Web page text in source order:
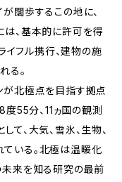
闊歩するこの地に、
は、基本的に許可を得
イフル携行、建物の施
る。
が北極点を目指す拠点
55分、11ヵ国の観測
、大気、雪氷、生物、
いる。北極は温暖化
未来を知る研究の最前